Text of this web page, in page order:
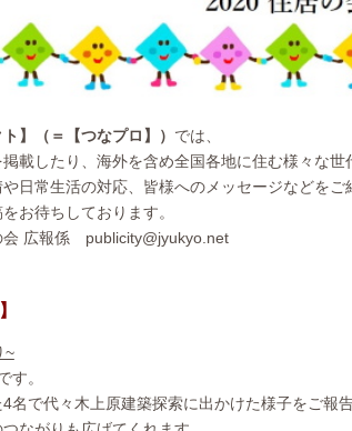
】（＝【つなプロ】） では、
載したり、海外を含め全国各地に住む様々な世
日常生活の対応、皆様へのメッセージなどをご
お待ちしております。
広報係 publicity@jyukyo.net
~
す。
名で代々木上原建築探索に出かけた様子をご報告